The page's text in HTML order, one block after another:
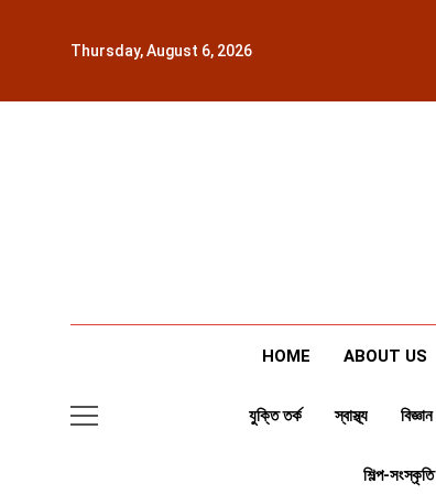
Thursday, August 6, 2026
HOME ABOUT US
যুক্তি তর্ক স্বাস্থ্য বিজ্ঞান
শিল্প-সংস্কৃতি